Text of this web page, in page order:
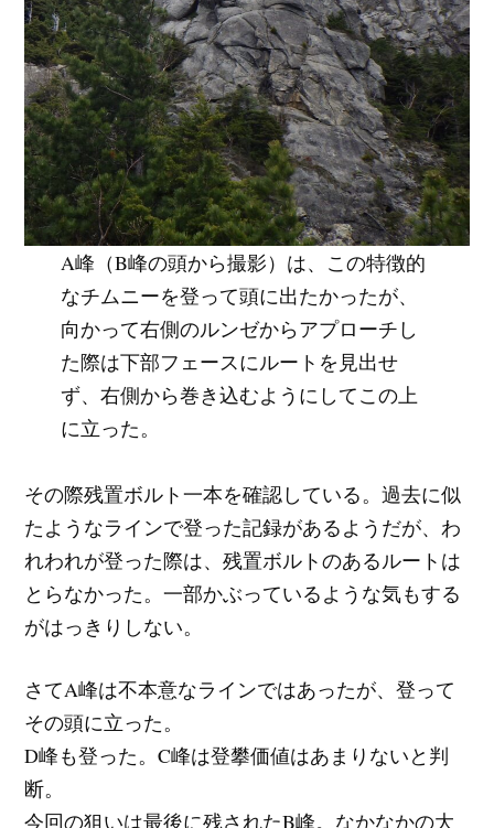
A峰（B峰の頭から撮影）は、この特徴的
なチムニーを登って頭に出たかったが、
向かって右側のルンゼからアプローチし
た際は下部フェースにルートを見出せ
ず、右側から巻き込むようにしてこの上
に立った。
その際残置ボルト一本を確認している。過去に似
たようなラインで登った記録があるようだが、わ
れわれが登った際は、残置ボルトのあるルートは
とらなかった。一部かぶっているような気もする
がはっきりしない。
さてA峰は不本意なラインではあったが、登って
その頭に立った。
D峰も登った。C峰は登攀価値はあまりないと判
断。
今回の狙いは最後に残されたB峰。なかなかの大